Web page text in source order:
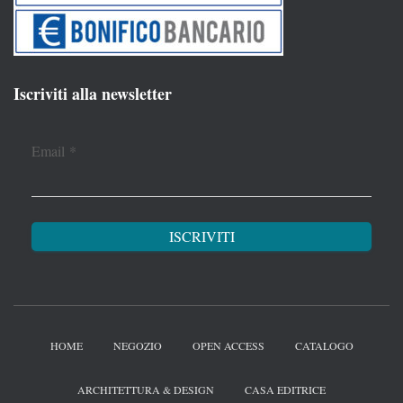
Iscriviti alla newsletter
Email *
HOME NEGOZIO OPEN ACCESS CATALOGO
ARCHITETTURA & DESIGN CASA EDITRICE